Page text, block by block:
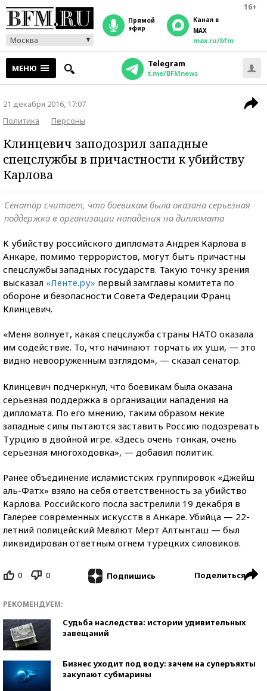
16+
Москва
прямой
эфир
Канал в
MAX
max.ru/bfm
МЕНЮ Telegram
t.me/BFMnews
21 декабря 2016, 17:07
Политика
Персоны
Клинцевич заподозрил западные
спецслужбы в причастности к убийству
Карлова
Сенатор считает, что боевикам была оказана серьезная
поддержка в организации нападения на дипломата
К убийству российского дипломата Андрея Карлова в
Анкаре, помимо террористов, могут быть причастны
спецслужбы западных государств. Такую точку зрения
высказал «Ленте.ру» первый замглавы комитета по
обороне и безопасности Совета Федерации Франц
Клинцевич.
«Меня волнует, какая спецслужба страны НАТО оказала
им содействие. То, что начинают торчать их уши, — это
видно невооруженным взглядом», — сказал сенатор.
Клинцевич подчеркнул, что боевикам была оказана
серьезная поддержка в организации нападения на
дипломата. По его мнению, таким образом некие
западные силы пытаются заставить Россию подозревать
Турцию в двойной игре. «Здесь очень тонкая, очень
серьезная многоходовка», — добавил политик.
Ранее объединение исламистских группировок «Джейш
аль-Фатх» взяло на себя ответственность за убийство
Карлова. Российского посла застрелили 19 декабря в
Галерее современных искусств в Анкаре. Убийца — 22-
летний полицейский Мевлют Мерт Алтынташ — был
ликвидирован ответным огнем турецких силовиков.
0 0 Подпишись Поделиться
РЕКОМЕНДУЕМ:
Судьба наследства: истории удивительных
завещаний
Бизнес уходит под воду: зачем на суперъяхты
закупают субмарины